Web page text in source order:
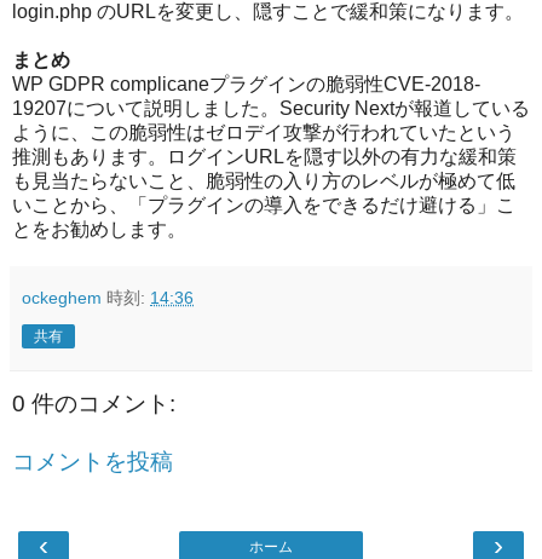
login.php のURLを変更し、隠すことで緩和策になります。
まとめ
WP GDPR complicaneプラグインの脆弱性CVE-2018-
19207について説明しました。Security Nextが報道している
ように、この脆弱性はゼロデイ攻撃が行われていたという
推測もあります。ログインURLを隠す以外の有力な緩和策
も見当たらないこと、脆弱性の入り方のレベルが極めて低
いことから、「プラグインの導入をできるだけ避ける」こ
とをお勧めします。
ockeghem 時刻: 14:36
共有
0 件のコメント:
コメントを投稿
‹ ›
ホーム